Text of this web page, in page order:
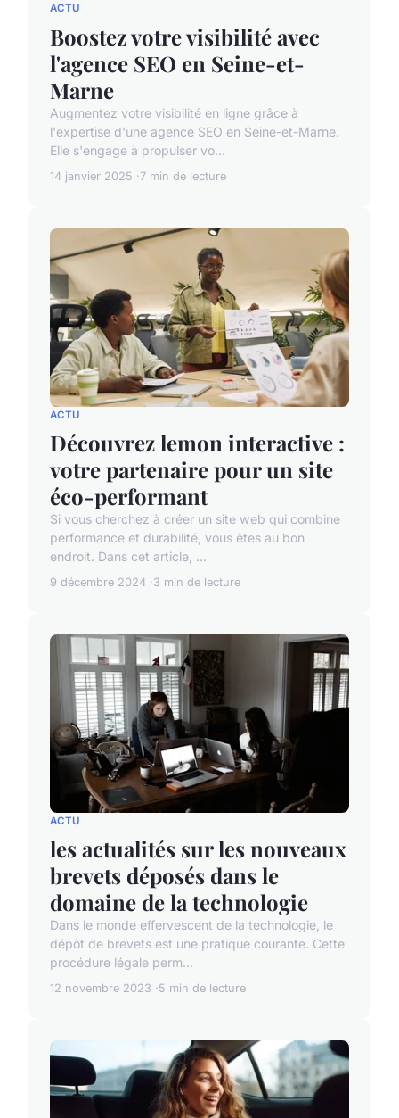
ACTU
Boostez votre visibilité avec
l'agence SEO en Seine-et-
Marne
Augmentez votre visibilité en ligne grâce à
l'expertise d'une agence SEO en Seine-et-Marne.
Elle s'engage à propulser vo...
14 janvier 2025 7 min de lecture
ACTU
Découvrez lemon interactive :
votre partenaire pour un site
éco-performant
Si vous cherchez à créer un site web qui combine
performance et durabilité, vous êtes au bon
endroit. Dans cet article, ...
9 décembre 2024 3 min de lecture
ACTU
les actualités sur les nouveaux
brevets déposés dans le
domaine de la technologie
Dans le monde effervescent de la technologie, le
dépôt de brevets est une pratique courante. Cette
procédure légale perm...
12 novembre 2023 5 min de lecture